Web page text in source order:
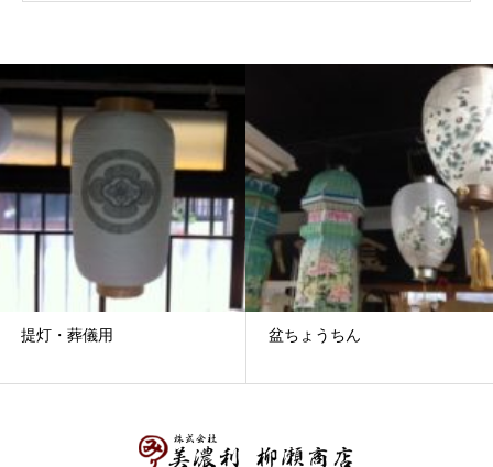
提灯・葬儀用 盆ちょうちん